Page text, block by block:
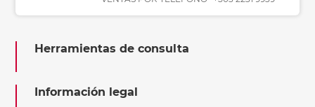
Herramientas de consulta
Información legal